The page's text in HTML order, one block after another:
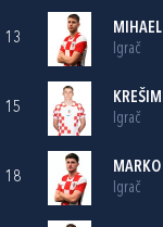
13
Igrač
15
Igrač
18
Igrač